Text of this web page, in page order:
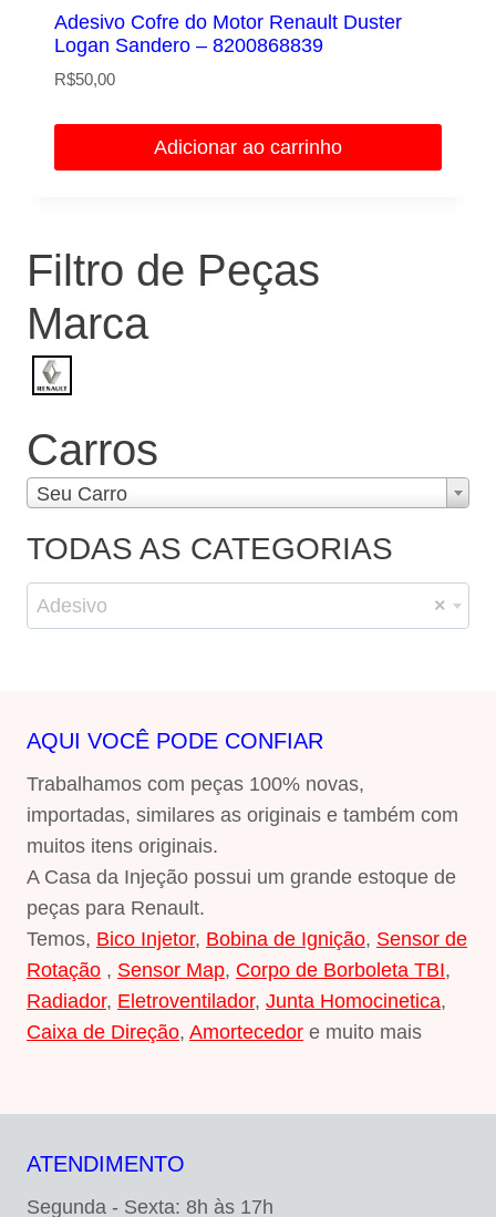
Adesivo Cofre do Motor Renault Duster
Logan Sandero – 8200868839
R$50,00
Adicionar ao carrinho
Filtro de Peças
Marca
Carros
Seu Carro
TODAS AS CATEGORIAS
×
Adesivo
AQUI VOCÊ PODE CONFIAR
Trabalhamos com peças 100% novas,
importadas, similares as originais e também com
muitos itens originais.
A Casa da Injeção possui um grande estoque de
peças para Renault.
Temos, Bico Injetor, Bobina de Ignição, Sensor de
Rotação , Sensor Map, Corpo de Borboleta TBI,
Radiador, Eletroventilador, Junta Homocinetica,
Caixa de Direção, Amortecedor e muito mais
ATENDIMENTO
Segunda - Sexta: 8h às 17h